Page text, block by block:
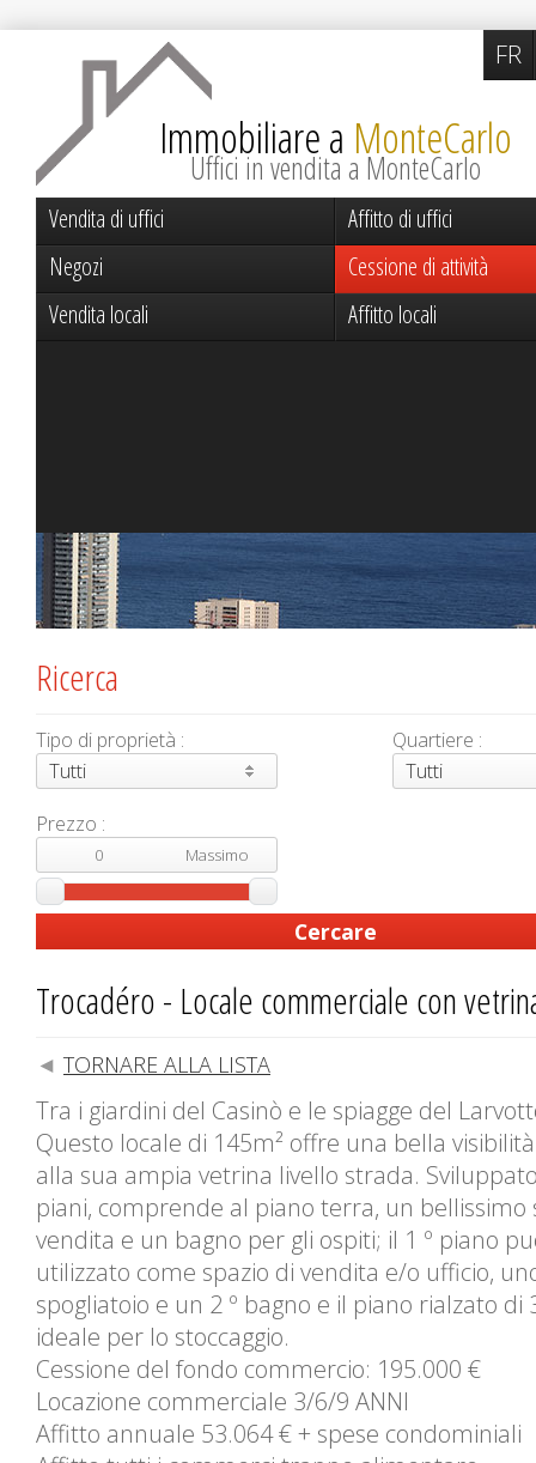
Immobiliare a MonteCarlo
Uffici in vendita a MonteCarlo
Trocadéro - Locale commerciale con
TORNARE ALLA LISTA
Tra i giardini del Casinò e le spiagge del
Questo locale di 145m² offre una bella
alla sua ampia vetrina livello strada.
piani, comprende al piano terra, un bellissimo
vendita e un bagno per gli ospiti; il 1 º piano
utilizzato come spazio di vendita e/o ufficio,
spogliatoio e un 2 º bagno e il piano rialzato di
ideale per lo stoccaggio.
Cessione del fondo commercio: 195.000 €
Locazione commerciale 3/6/9 ANNI
Affitto annuale 53.064 € + spese condominiali
Ricerca
Tipo di proprietà :
Tutti
Quartiere :
Tutti
Prezzo :
FR
Vendita di uffici
Affitto di uffici
Negozi
Cessione di attività
Vendita locali
Affitto locali